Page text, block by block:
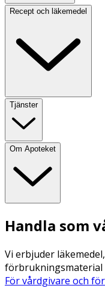
Recept och läkemedel
Tjänster
Om Apoteket
Handla som
Vi erbjuder
förbrukningsmaterial
För vårdgivare och